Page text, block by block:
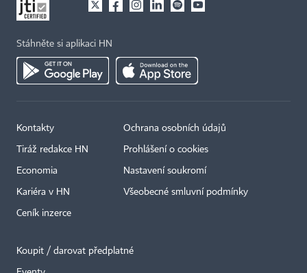
Stáhněte si aplikaci HN
Kontakty
Tiráž redakce HN
Economia
Kariéra v HN
Ceník inzerce
Ochrana osobních údajů
Prohlášení o cookies
Nastavení soukromí
Všeobecné smluvní podmínky
Koupit / darovat předplatné